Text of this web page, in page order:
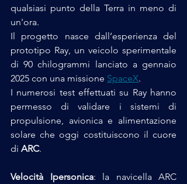
qualsiasi punto della Terra in meno di
un'ora.
Il progetto nasce dall’esperienza del
prototipo Ray, un veicolo sperimentale
di 90 chilogrammi lanciato a gennaio
2025 con una missione SpaceX.
I numerosi test effettuati su Ray hanno
permesso di validare i sistemi di
propulsione, avionica e alimentazione
solare che oggi costituiscono il cuore
di ARC.
Velocità Ipersonica: la navicella ARC